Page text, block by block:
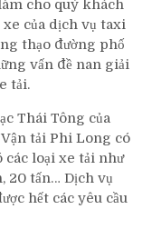
cho quý khách
của dịch vụ taxi
thạo đường phố
vấn đề nan giải
tải.
Thái Tông của
tải Phi Long có
các loại xe tải như
20 tấn… Dịch vụ
hết các yêu cầu